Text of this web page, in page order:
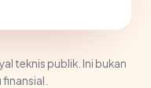
teknis publik. Ini bukan